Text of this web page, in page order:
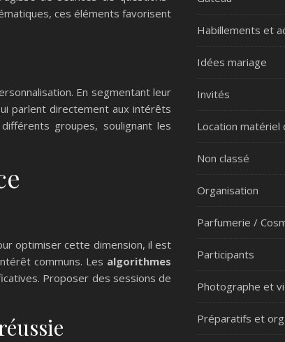
ces éléments favorisent
En segmentant leur
parlent directement aux intérêts
groupes, soulignant les
optimiser cette dimension, il est
communs. Les algorithmes
Proposer des sessions de
Habillements et
Idées mariage
Invités
Location matériel
Non classé
Organisation
Parfumerie /
Participants
Photographe et
Préparatifs et